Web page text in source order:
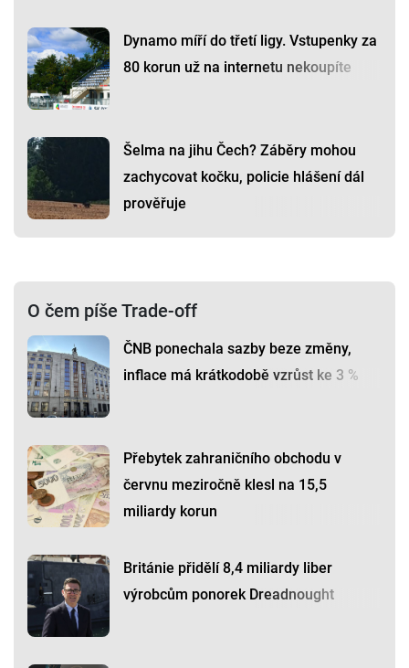
Dynamo míří do třetí ligy. Vstupenky za
80 korun už na internetu nekoupíte
Šelma na jihu Čech? Záběry mohou
zachycovat kočku, policie hlášení dál
prověřuje
O čem píše Trade-off
ČNB ponechala sazby beze změny,
inflace má krátkodobě vzrůst ke 3 %
Přebytek zahraničního obchodu v
červnu meziročně klesl na 15,5
miliardy korun
Británie přidělí 8,4 miliardy liber
výrobcům ponorek Dreadnought